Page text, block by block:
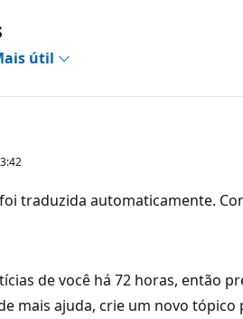
útil
traduzida automaticamente.
de você há 72 horas, então
mais ajuda, crie um novo